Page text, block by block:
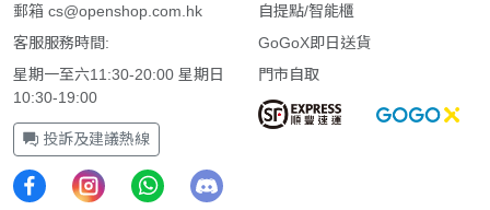
郵箱 cs@openshop.com.hk
客服服務時間:
星期一至六11:30-20:00 星期日
10:30-19:00
投訴及建議熱線
自提點/智能櫃
GoGoX即日送貨
門市自取